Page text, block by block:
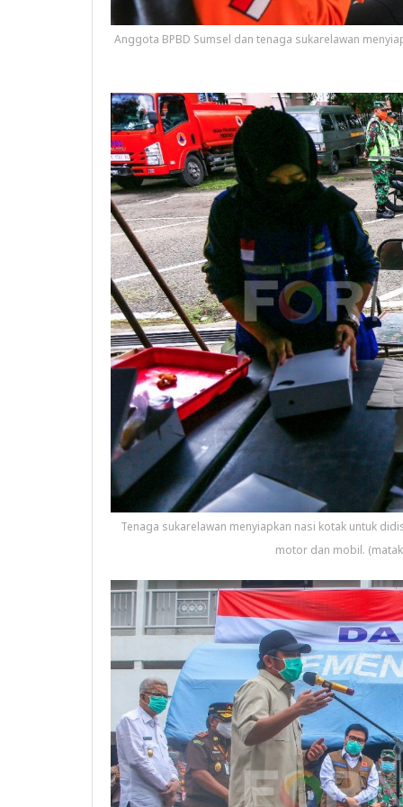
Anggota BPBD Sumsel dan tenaga sukarelawan
Tenaga sukarelawan menyiapkan nasi kotak untuk
motor dan mobil.